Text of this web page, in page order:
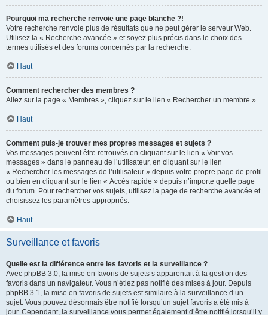
Pourquoi ma recherche renvoie une page blanche ?!
Votre recherche renvoie plus de résultats que ne peut gérer le serveur Web.
Utilisez la « Recherche avancée » et soyez plus précis dans le choix des
termes utilisés et des forums concernés par la recherche.
Haut
Comment rechercher des membres ?
Allez sur la page « Membres », cliquez sur le lien « Rechercher un membre ».
Haut
Comment puis-je trouver mes propres messages et sujets ?
Vos messages peuvent être retrouvés en cliquant sur le lien « Voir vos
messages » dans le panneau de l’utilisateur, en cliquant sur le lien
« Rechercher les messages de l’utilisateur » depuis votre propre page de profil
ou bien en cliquant sur le lien « Accès rapide » depuis n’importe quelle page
du forum. Pour rechercher vos sujets, utilisez la page de recherche avancée et
choisissez les paramètres appropriés.
Haut
Surveillance et favoris
Quelle est la différence entre les favoris et la surveillance ?
Avec phpBB 3.0, la mise en favoris de sujets s’apparentait à la gestion des
favoris dans un navigateur. Vous n’étiez pas notifié des mises à jour. Depuis
phpBB 3.1, la mise en favoris de sujets est similaire à la surveillance d’un
sujet. Vous pouvez désormais être notifié lorsqu’un sujet favoris a été mis à
jour. Cependant, la surveillance vous permet également d’être notifié lorsqu’il y